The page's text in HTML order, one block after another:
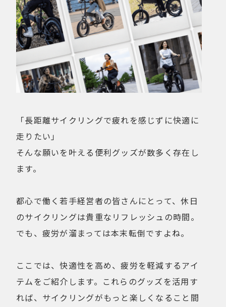
「長距離サイクリングで疲れを感じずに快適に
走りたい」
そんな願いを叶える便利グッズが数多く存在し
ます。
都心で働く若手経営者の皆さんにとって、休日
のサイクリングは貴重なリフレッシュの時間。
でも、疲労が溜まっては本末転倒ですよね。
ここでは、快適性を高め、疲労を軽減するアイ
テムをご紹介します。これらのグッズを活用す
れば、サイクリングがもっと楽しくなること間